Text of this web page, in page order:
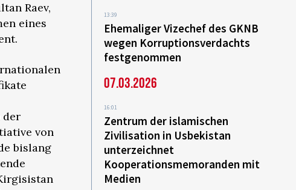
Raev,
eines
der
von
bislang
13:39
Ehemaliger Vizechef des GKNB
wegen Korruptionsverdachts
festgenommen
07.03.2026
16:01
Zentrum der islamischen
Zivilisation in Usbekistan
unterzeichnet
Kooperationsmemoranden mit
Medien